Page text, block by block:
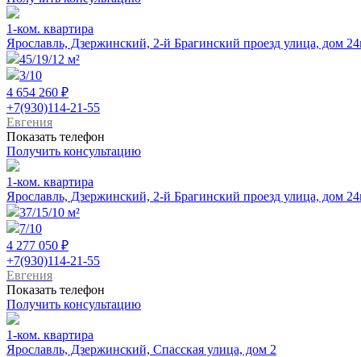
1-ком. квартира
Ярославль, Дзержинский, 2-й Брагинский проезд улица, дом
45/19/12 м²
3/10
4 654 260 ₽
+7(930)114-21-55
Евгения
Показать телефон
Получить консультацию
1-ком. квартира
Ярославль, Дзержинский, 2-й Брагинский проезд улица, дом
37/15/10 м²
7/10
4 277 050 ₽
+7(930)114-21-55
Евгения
Показать телефон
Получить консультацию
1-ком. квартира
Ярославль, Дзержинский, Спасская улица, дом 2